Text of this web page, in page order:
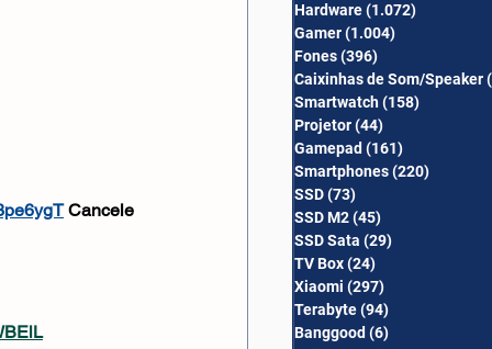
Cancele
Hardware(1.072)
Gamer(1.004)
Fones(396)
Caixinhas de Som/Speaker
Smartwatch(158)
Projetor(44)
Gamepad (161)
Smartphones(220)
SSD(73)
SSD M2(45)
SSD Sata (29)
TV Box(24)
Xiaomi (297)
Terabyte(94)
Banggood (6)